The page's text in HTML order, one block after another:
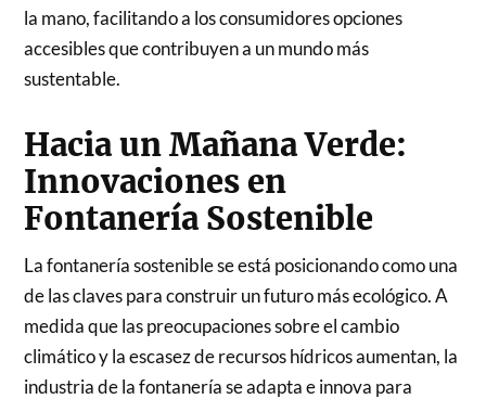
la mano, facilitando a los consumidores opciones
accesibles que contribuyen a un mundo más
sustentable.
Hacia un Mañana Verde:
Innovaciones en
Fontanería Sostenible
La fontanería sostenible se está posicionando como una
de las claves para construir un futuro más ecológico. A
medida que las preocupaciones sobre el cambio
climático y la escasez de recursos hídricos aumentan, la
industria de la fontanería se adapta e innova para